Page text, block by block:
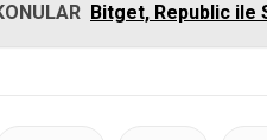
Bitget, Republic ile